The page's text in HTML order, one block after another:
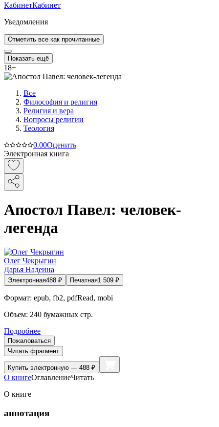
КабинетКабинет
Уведомления
Отметить все как прочитанные
Показать ещё
18+
Все
Философия и религия
Религия и вера
Вопросы религии
Теология
0.00Оценить
Электронная книга
Апостол Павел: человек-
легенда
Олег Чекрыгин
Дарья Надеина
Электронная488 ₽ Печатная1 509 ₽
Формат: epub, fb2, pdfRead, mobi
Объем: 240 бумажных стр.
Подробнее
Пожаловаться
Читать фрагмент
Купить электронную — 488 ₽
О книгеОглавлениеЧитать
О книге
аннотация